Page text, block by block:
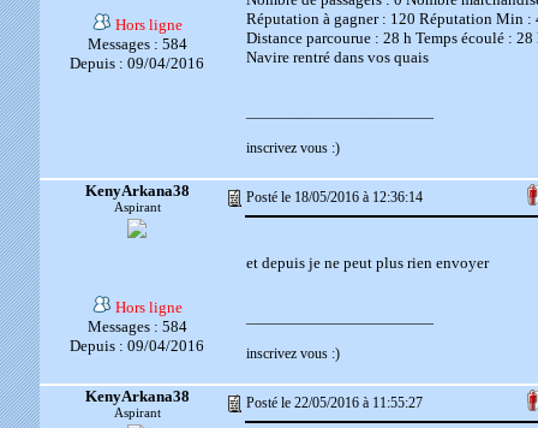
Hors ligne
Messages : 584
Depuis : 09/04/2016
Réputation à gagner : 120 Réputation Min
Distance parcourue : 28 h Temps écoulé :
Navire rentré dans vos quais
inscrivez vous :)
KenyArkana38
Aspirant
Posté le 18/05/2016 à 12:36:14
Hors ligne
Messages : 584
Depuis : 09/04/2016
et depuis je ne peut plus rien envoyer
inscrivez vous :)
KenyArkana38
Aspirant
Posté le 22/05/2016 à 11:55:27